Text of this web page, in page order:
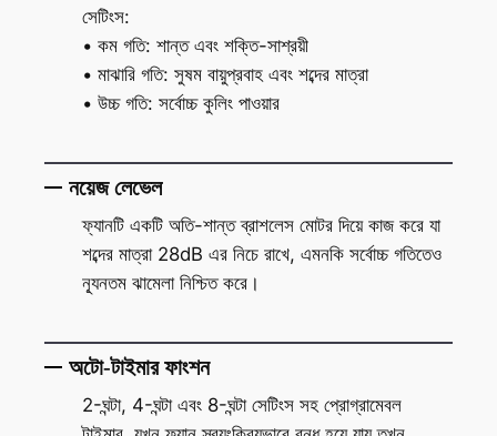
সেটিংস:
• কম গতি: শান্ত এবং শক্তি-সাশ্রয়ী
• মাঝারি গতি: সুষম বায়ুপ্রবাহ এবং শব্দের মাত্রা
• উচ্চ গতি: সর্বোচ্চ কুলিং পাওয়ার
নয়েজ লেভেল
ফ্যানটি একটি অতি-শান্ত ব্রাশলেস মোটর দিয়ে কাজ করে যা
শব্দের মাত্রা 28dB এর নিচে রাখে, এমনকি সর্বোচ্চ গতিতেও
ন্যূনতম ঝামেলা নিশ্চিত করে।
অটো-টাইমার ফাংশন
2-ঘন্টা, 4-ঘন্টা এবং 8-ঘন্টা সেটিংস সহ প্রোগ্রামেবল